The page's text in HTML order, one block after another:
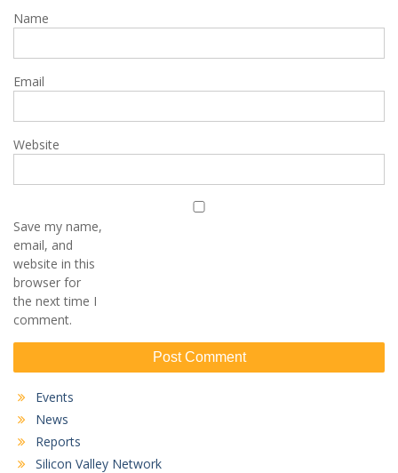
Name
Email
Website
Save my name,
email, and
website in this
browser for
the next time I
comment.
Events
News
Reports
Silicon Valley Network